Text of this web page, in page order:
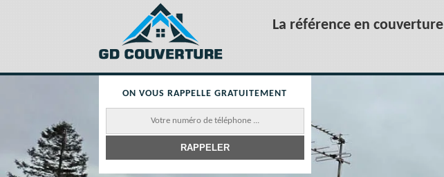
La référence en couverture
ON VOUS RAPPELLE GRATUITEMENT